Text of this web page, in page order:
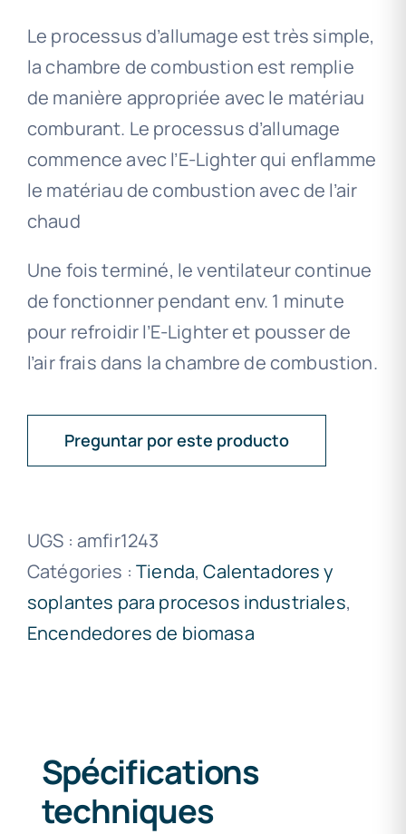
Le processus d’allumage est très simple,
la chambre de combustion est remplie
de manière appropriée avec le matériau
comburant. Le processus d’allumage
commence avec l’E-Lighter qui enflamme
le matériau de combustion avec de l’air
chaud
Une fois terminé, le ventilateur continue
de fonctionner pendant env. 1 minute
pour refroidir l’E-Lighter et pousser de
l’air frais dans la chambre de combustion.
Preguntar por este producto
UGS : amfir1243
Catégories :Tienda,Calentadores y
soplantes para procesos industriales,
Encendedores de biomasa
Spécifications
techniques